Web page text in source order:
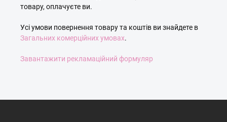
товару, оплачуєте ви.
Усі умови повернення товару та коштів ви знайдете в
Загальних комерційних умовах.
Завантажити рекламаційний формуляр